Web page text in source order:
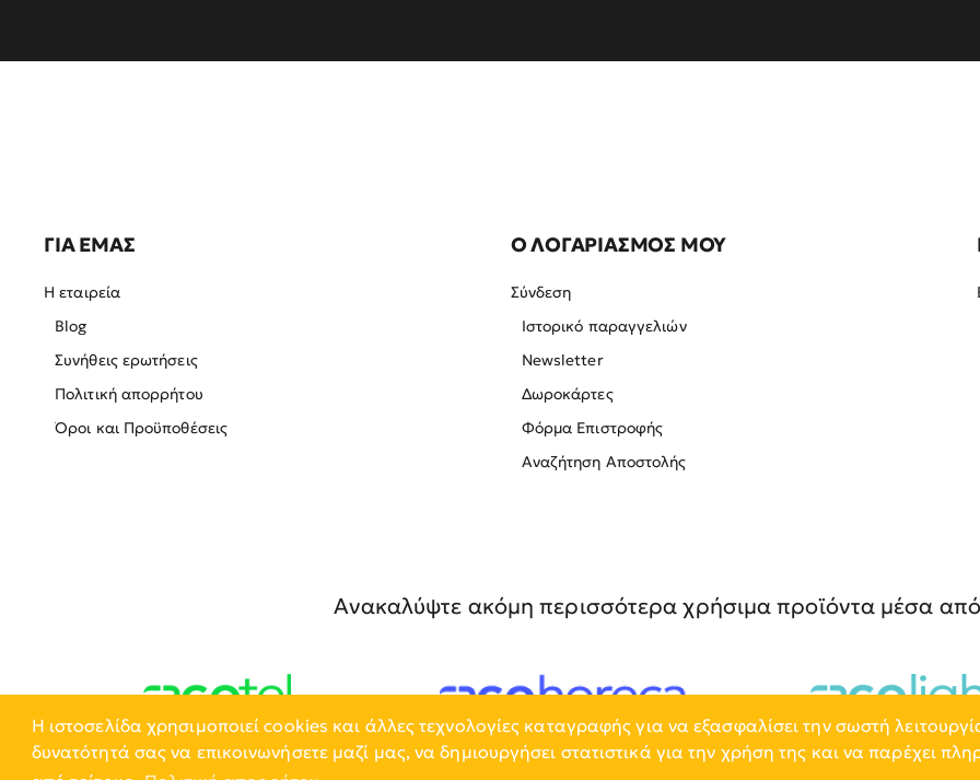
Η ιστοσελίδα χρησιμοποιεί cookies και άλλες τεχνολογίες καταγραφής για να εξασφαλίσει την σωστή
δυνατότητά σας να επικοινωνήσετε μαζί μας, να δημιουργήσει στατιστικά για την χρήση της και να παρέχει
ΓΙΑ ΕΜΑΣ
Η εταιρεία
Blog
Συνήθεις ερωτήσεις
Πολιτική απορρήτου
Όροι και Προϋποθέσεις
Ο ΛΟΓΑΡΙΑΣΜΟΣ ΜΟΥ
Σύνδεση
Ιστορικό παραγγελιών
Newsletter
Δωροκάρτες
Φόρμα Επιστροφής
Αναζήτηση Αποστολής
Ανακαλύψτε ακόμη περισσότερα χρήσιμα προϊόντα μέσα